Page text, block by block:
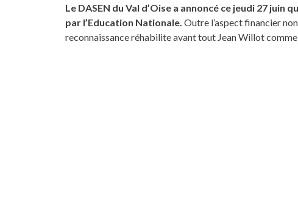
Le DASEN du Val d’Oise a annoncé ce jeudi 27
par l’Education Nationale. Outre l’aspect financier
reconnaissance réhabilite avant tout Jean Willot